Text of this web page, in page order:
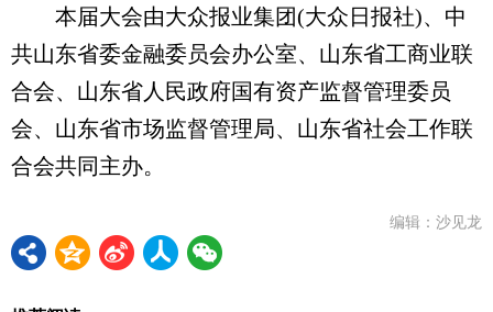
本届大会由大众报业集团(大众日报社)、中
共山东省委金融委员会办公室、山东省工商业联
合会、山东省人民政府国有资产监督管理委员
会、山东省市场监督管理局、山东省社会工作联
合会共同主办。
编辑：沙见龙